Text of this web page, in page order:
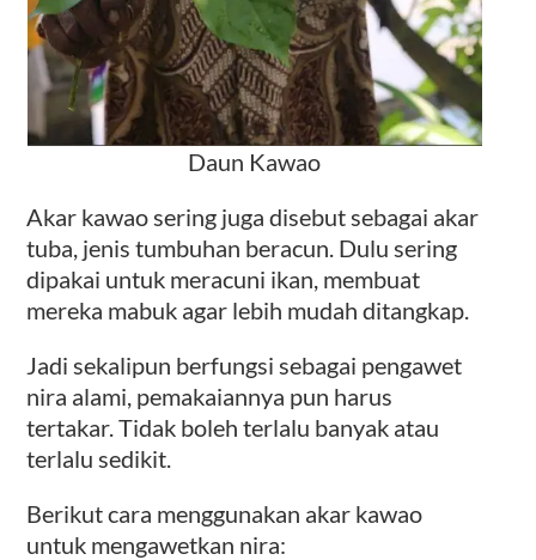
Daun Kawao
Akar kawao sering juga disebut sebagai akar
tuba, jenis tumbuhan beracun. Dulu sering
dipakai untuk meracuni ikan, membuat
mereka mabuk agar lebih mudah ditangkap.
Jadi sekalipun berfungsi sebagai pengawet
nira alami, pemakaiannya pun harus
tertakar. Tidak boleh terlalu banyak atau
terlalu sedikit.
Berikut cara menggunakan akar kawao
untuk mengawetkan nira: